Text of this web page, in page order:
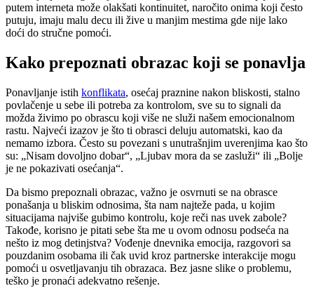
putem interneta može olakšati kontinuitet, naročito onima koji često
putuju, imaju malu decu ili žive u manjim mestima gde nije lako
doći do stručne pomoći.
Kako prepoznati obrazac koji se ponavlja
Ponavljanje istih konflikata, osećaj praznine nakon bliskosti, stalno
povlačenje u sebe ili potreba za kontrolom, sve su to signali da
možda živimo po obrascu koji više ne služi našem emocionalnom
rastu. Najveći izazov je što ti obrasci deluju automatski, kao da
nemamo izbora. Često su povezani s unutrašnjim uverenjima kao što
su: „Nisam dovoljno dobar“, „Ljubav mora da se zasluži“ ili „Bolje
je ne pokazivati osećanja“.
Da bismo prepoznali obrazac, važno je osvrnuti se na obrasce
ponašanja u bliskim odnosima, šta nam najteže pada, u kojim
situacijama najviše gubimo kontrolu, koje reči nas uvek zabole?
Takođe, korisno je pitati sebe šta me u ovom odnosu podseća na
nešto iz mog detinjstva? Vođenje dnevnika emocija, razgovori sa
pouzdanim osobama ili čak uvid kroz partnerske interakcije mogu
pomoći u osvetljavanju tih obrazaca. Bez jasne slike o problemu,
teško je pronaći adekvatno rešenje.